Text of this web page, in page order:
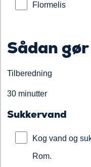
Flormelis
Sådan
Tilberedning
30 minutter
Sukkervand
Kog vand og
Rom.